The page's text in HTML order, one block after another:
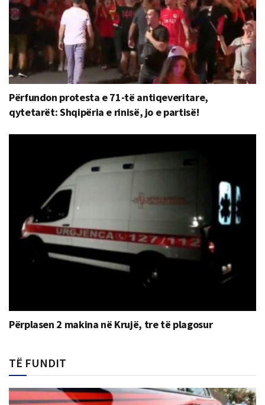
Përfundon protesta e 71-të antiqeveritare,
qytetarët: Shqipëria e rinisë, jo e partisë!
Përplasen 2 makina në Krujë, tre të plagosur
TË FUNDIT